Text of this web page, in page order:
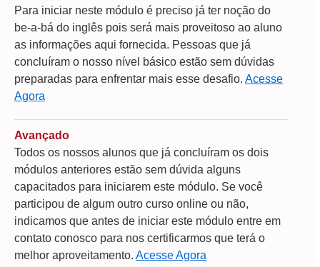
Para iniciar neste módulo é preciso já ter noção do
be-a-bá do inglês pois será mais proveitoso ao aluno
as informações aqui fornecida. Pessoas que já
concluíram o nosso nível básico estão sem dúvidas
preparadas para enfrentar mais esse desafio. Acesse
Agora
Avançado
Todos os nossos alunos que já concluíram os dois
módulos anteriores estão sem dúvida alguns
capacitados para iniciarem este módulo. Se você
participou de algum outro curso online ou não,
indicamos que antes de iniciar este módulo entre em
contato conosco para nos certificarmos que terá o
melhor aproveitamento. Acesse Agora